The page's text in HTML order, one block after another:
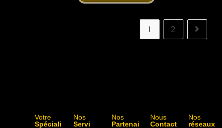
1 2
Votre
Spéciali
Nos
Servi
Nos
Partenai
Nous
Contact
Nos
réseaux